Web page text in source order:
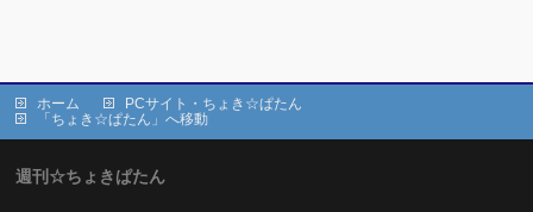
ホーム
PCサイト・ちょき☆ぱたん
「ちょき☆ぱたん」へ移動
週刊☆ちょきぱたん